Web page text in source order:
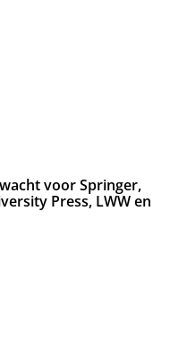
voor Springer,
Press, LWW en